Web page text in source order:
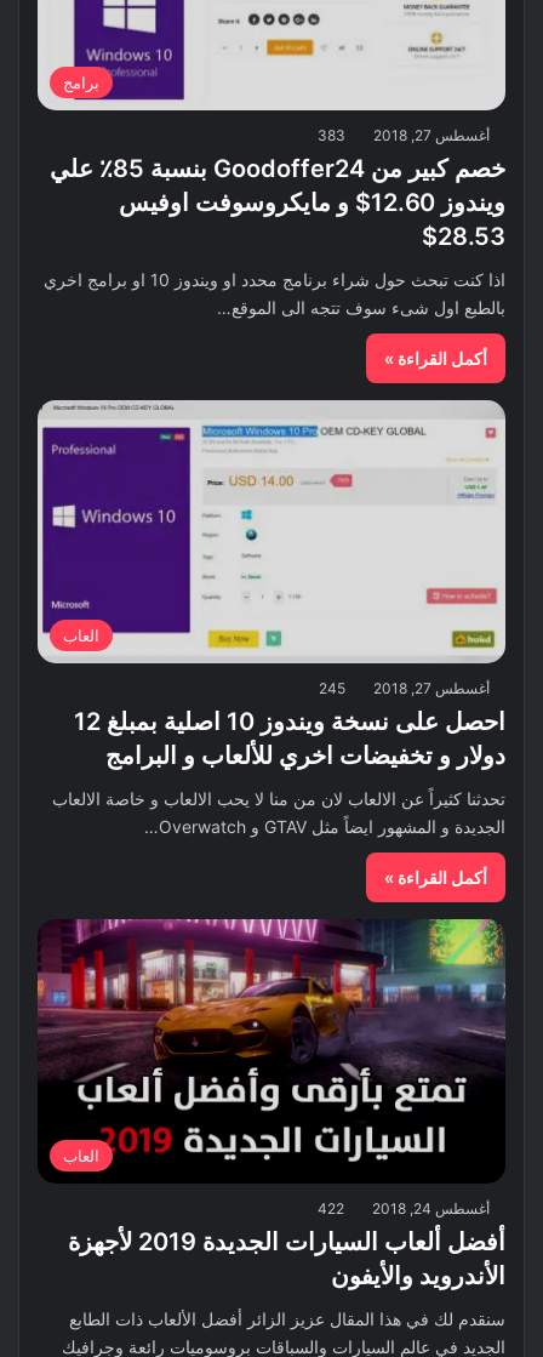
برامج
أغسطس 27, 2018 383
خصم كبير من Goodoffer24 بنسبة 85٪ علي
ويندوز 12.60$ و مايكروسوفت اوفيس
28.53$
اذا كنت تبحث حول شراء برنامج محدد او ويندوز 10 او برامج اخري
بالطبع اول شىء سوف تتجه الى الموقع…
أكمل القراءة »
العاب
أغسطس 27, 2018 245
احصل على نسخة ويندوز 10 اصلية بمبلغ 12
دولار و تخفيضات اخري للألعاب و البرامج
تحدثنا كثيراً عن الالعاب لان من منا لا يحب الالعاب و خاصة الالعاب
الجديدة و المشهور ايضاً مثل GTAV و Overwatch…
أكمل القراءة »
العاب
أغسطس 24, 2018 422
أفضل ألعاب السيارات الجديدة 2019 لأجهزة
الأندرويد والأيفون
سنقدم لك في هذا المقال عزيز الزائر أفضل الألعاب ذات الطابع
الجديد في عالم السيارات والسباقات بروسوميات رائعة وجرافيك